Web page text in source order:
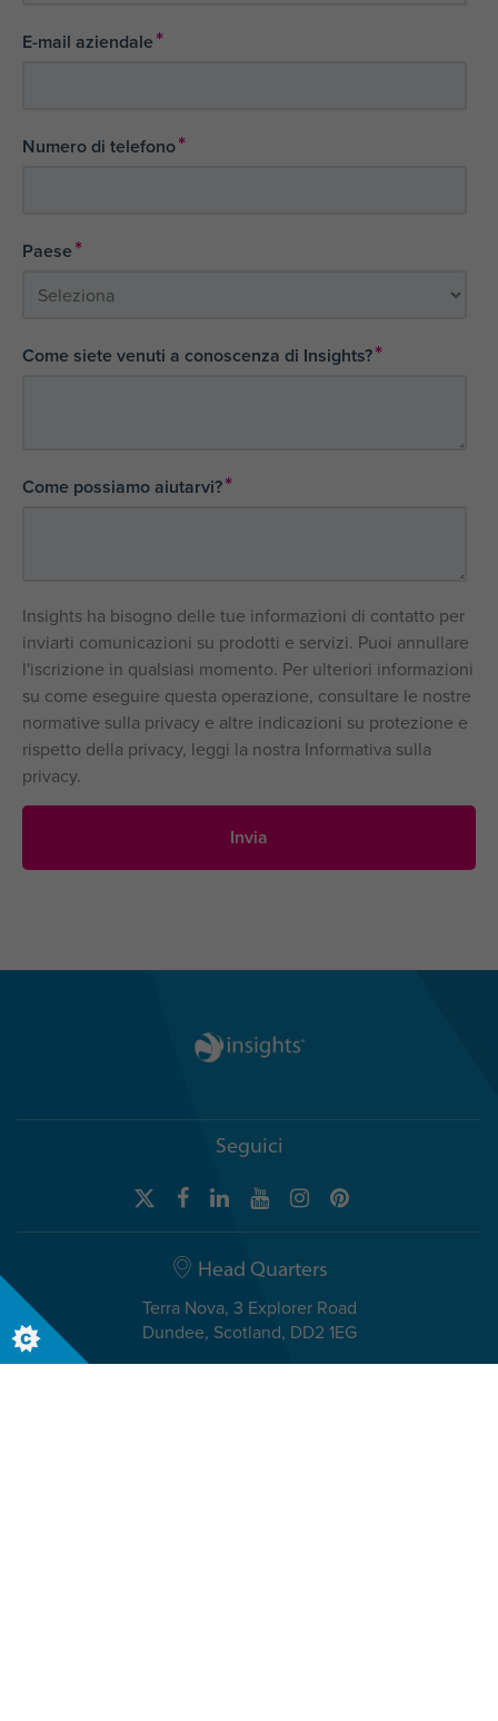
E-mail aziendale*
Numero di telefono*
Paese*
Come siete venuti a conoscenza di Insights?*
Come possiamo aiutarvi?*
Insights ha bisogno delle tue informazioni di contatto per
inviarti comunicazioni su prodotti e servizi. Puoi annullare
l'iscrizione in qualsiasi momento. Per ulteriori informazioni
su come eseguire questa operazione, consultare le nostre
normative sulla privacy e altre indicazioni su protezione e
rispetto della privacy, leggi la nostra Informativa sulla
privacy.
Seguici
Head Quarters
Terra Nova, 3 Explorer Road
Dundee, Scotland, DD2 1EG